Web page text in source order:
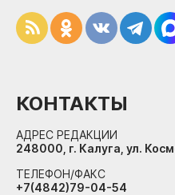
КОНТАКТЫ
АДРЕС РЕДАКЦИИ
248000, г. Калуга, ул.
ТЕЛЕФОН/ФАКС
+7(4842)79-04-54